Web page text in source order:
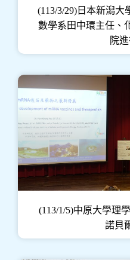
(113/3/29)日本新潟大
數學系田中環主任、
院
(113/1/5)中原大學理
諾貝